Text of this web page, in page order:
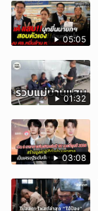
05:05
01:32
03:08